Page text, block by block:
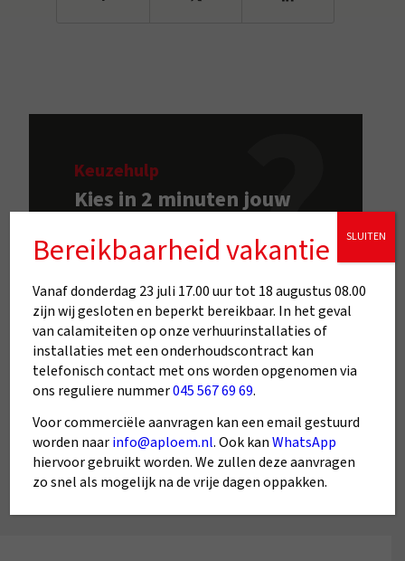
Keuzehulp
Kies in 2 minuten jouw
cv-ketel of airco
Start De CV-Ketelkiezer
Start De Aircokiezer
Bereikbaarheid vakantie
Vanaf donderdag 23 juli 17.00 uur tot 18 augustus 08.00
zijn wij gesloten en beperkt bereikbaar. In het geval
van calamiteiten op onze verhuurinstallaties of
installaties met een onderhoudscontract kan
telefonisch contact met ons worden opgenomen via
ons reguliere nummer045 567 69 69.
Voor commerciële aanvragen kan een email gestuurd
worden naarinfo@aploem.nl. Ook kanWhatsApp
hiervoor gebruikt worden. We zullen deze aanvragen
zo snel als mogelijk na de vrije dagen oppakken.
SLUITEN